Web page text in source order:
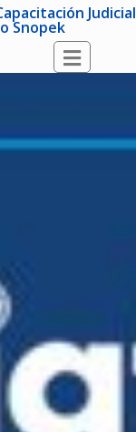
Judicial
Snopek